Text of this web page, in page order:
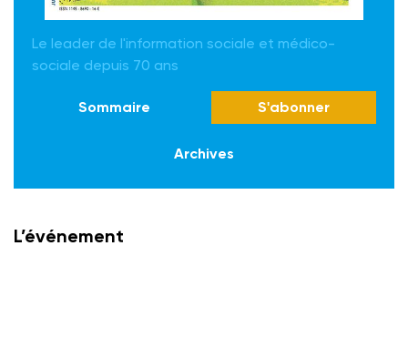
Le leader de l'information sociale et médico-
sociale depuis 70 ans
Sommaire S'abonner
Archives
L’événement